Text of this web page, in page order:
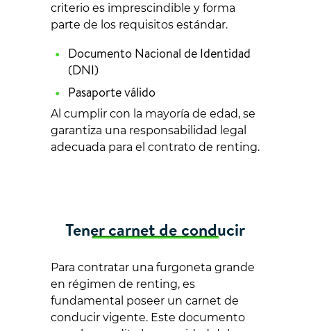
criterio es imprescindible y forma
parte de los requisitos estándar.
Documento Nacional de Identidad
(DNI)
Pasaporte válido
Al cumplir con la mayoría de edad, se
garantiza una responsabilidad legal
adecuada para el contrato de renting.
Tener carnet de conducir
Para contratar una furgoneta grande
en régimen de renting, es
fundamental poseer un carnet de
conducir vigente. Este documento